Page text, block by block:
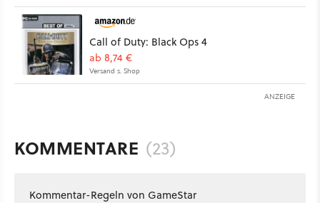
Call of Duty: Black Ops 4
ab 8,74 €
Versand s. Shop
ANZEIGE
KOMMENTARE (23)
Kommentar-Regeln von GameStar